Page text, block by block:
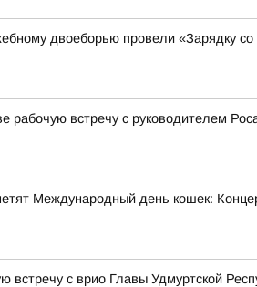
двоеборью провели «Зарядку
рабочую встречу с руководителем
Международный день кошек:
с врио Главы Удмуртской